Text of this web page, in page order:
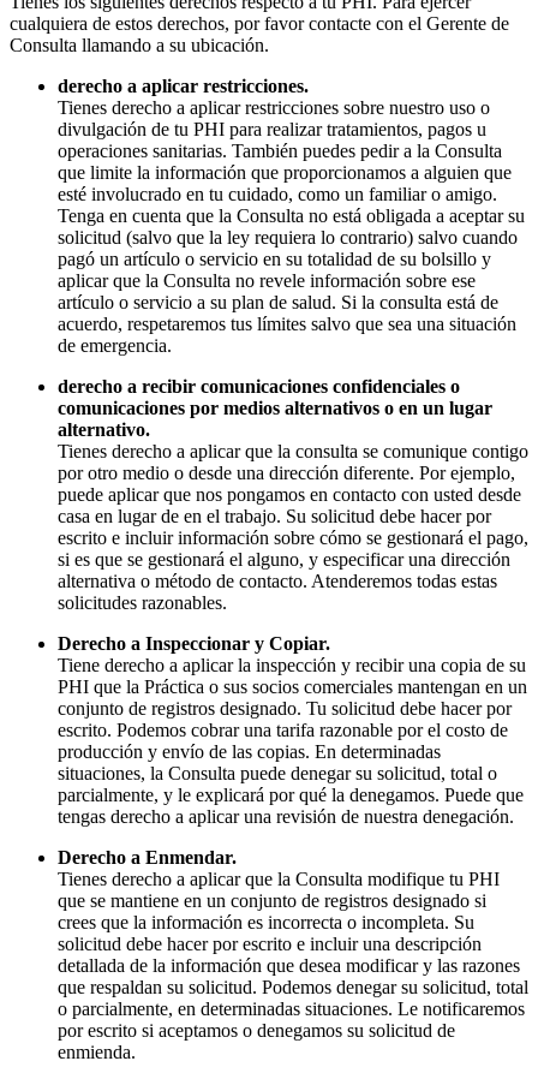
cualquiera de estos derechos, por favor contacte con el Gerente de
Consulta llamando a su ubicación.
derecho a aplicar restricciones.
Tienes derecho a aplicar restricciones sobre nuestro uso o
divulgación de tu PHI para realizar tratamientos, pagos u
operaciones sanitarias. También puedes pedir a la Consulta
que limite la información que proporcionamos a alguien que
esté involucrado en tu cuidado, como un familiar o amigo.
Tenga en cuenta que la Consulta no está obligada a aceptar su
solicitud (salvo que la ley requiera lo contrario) salvo cuando
pagó un artículo o servicio en su totalidad de su bolsillo y
aplicar que la Consulta no revele información sobre ese
artículo o servicio a su plan de salud. Si la consulta está de
acuerdo, respetaremos tus límites salvo que sea una situación
de emergencia.
derecho a recibir comunicaciones confidenciales o
comunicaciones por medios alternativos o en un lugar
alternativo.
Tienes derecho a aplicar que la consulta se comunique contigo
por otro medio o desde una dirección diferente. Por ejemplo,
puede aplicar que nos pongamos en contacto con usted desde
casa en lugar de en el trabajo. Su solicitud debe hacer por
escrito e incluir información sobre cómo se gestionará el pago,
si es que se gestionará el alguno, y especificar una dirección
alternativa o método de contacto. Atenderemos todas estas
solicitudes razonables.
Derecho a Inspeccionar y Copiar.
Tiene derecho a aplicar la inspección y recibir una copia de su
PHI que la Práctica o sus socios comerciales mantengan en un
conjunto de registros designado. Tu solicitud debe hacer por
escrito. Podemos cobrar una tarifa razonable por el costo de
producción y envío de las copias. En determinadas
situaciones, la Consulta puede denegar su solicitud, total o
parcialmente, y le explicará por qué la denegamos. Puede que
tengas derecho a aplicar una revisión de nuestra denegación.
Derecho a Enmendar.
Tienes derecho a aplicar que la Consulta modifique tu PHI
que se mantiene en un conjunto de registros designado si
crees que la información es incorrecta o incompleta. Su
solicitud debe hacer por escrito e incluir una descripción
detallada de la información que desea modificar y las razones
que respaldan su solicitud. Podemos denegar su solicitud, total
o parcialmente, en determinadas situaciones. Le notificaremos
por escrito si aceptamos o denegamos su solicitud de
enmienda.